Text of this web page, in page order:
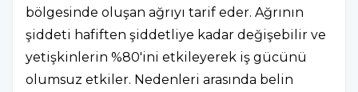
bölgesinde oluşan ağrıyı tarif eder. Ağrının
şiddeti hafiften şiddetliye kadar değişebilir ve
yetişkinlerin %80'ini etkileyerek iş gücünü
olumsuz etkiler. Nedenleri arasında belin